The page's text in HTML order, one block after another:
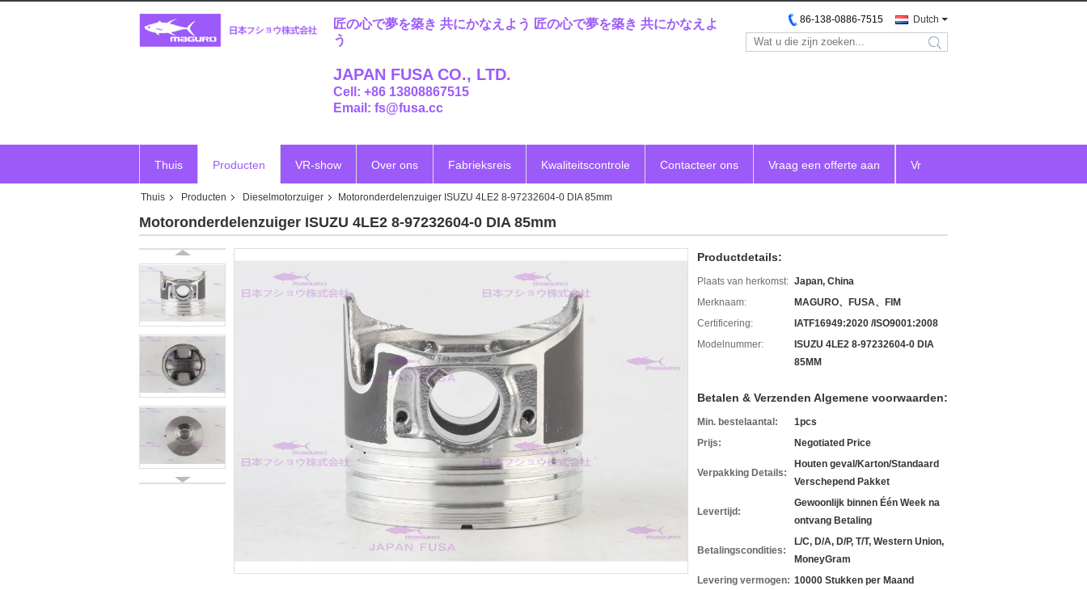
匠の心で夢を築き 共にかなえよう 匠の心で夢を築き 共にかなえよ
う
JAPAN FUSA CO., LTD.
Cell: +86 13808867515
Email: fs@fusa.cc
Dutch
86-138-0886-7515
search
Thuis Producten VR-show Over ons Fabrieksreis Kwaliteitscontrole Contacteer ons Vraag een offerte aan Vr
Thuis Producten Dieselmotorzuiger Motoronderdelenzuiger ISUZU 4LE2 8-97232604-0 DIA 85mm
Motoronderdelenzuiger ISUZU 4LE2 8-97232604-0 DIA 85mm
Productdetails:
Plaats van herkomst: Japan, China
Merknaam:
MAGURO、FUSA、FIM
Certificering:
IATF16949:2020 /ISO9001:2008
Modelnummer:
ISUZU 4LE2 8-97232604-0 DIA
85MM
Betalen & Verzenden Algemene voorwaarden:
Min. bestelaantal:
1pcs
Prijs:
Negotiated Price
Verpakking Details:
Houten geval/Karton/Standaard
Verschepend Pakket
Levertijd:
Gewoonlijk binnen Één Week na
ontvang Betaling
Betalingscondities:
L/C, D/A, D/P, T/T, Western Union,
MoneyGram
Levering vermogen: 10000 Stukken per Maand